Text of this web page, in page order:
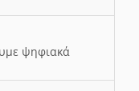
ψηφιακά